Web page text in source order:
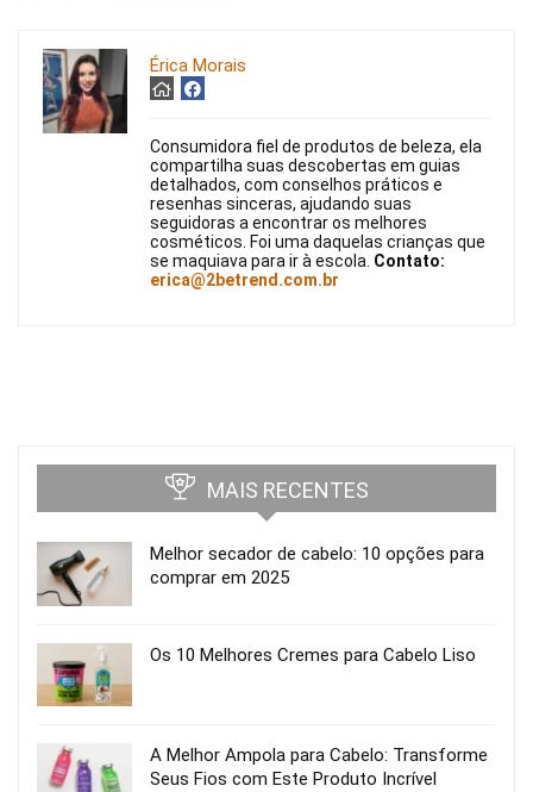
Érica Morais
Consumidora fiel de produtos de beleza, ela
compartilha suas descobertas em guias
detalhados, com conselhos práticos e
resenhas sinceras, ajudando suas
seguidoras a encontrar os melhores
cosméticos. Foi uma daquelas crianças que
se maquiava para ir à escola. Contato:
erica@2betrend.com.br
MAIS RECENTES
Melhor secador de cabelo: 10 opções para
comprar em 2025
Os 10 Melhores Cremes para Cabelo Liso
A Melhor Ampola para Cabelo: Transforme
Seus Fios com Este Produto Incrível